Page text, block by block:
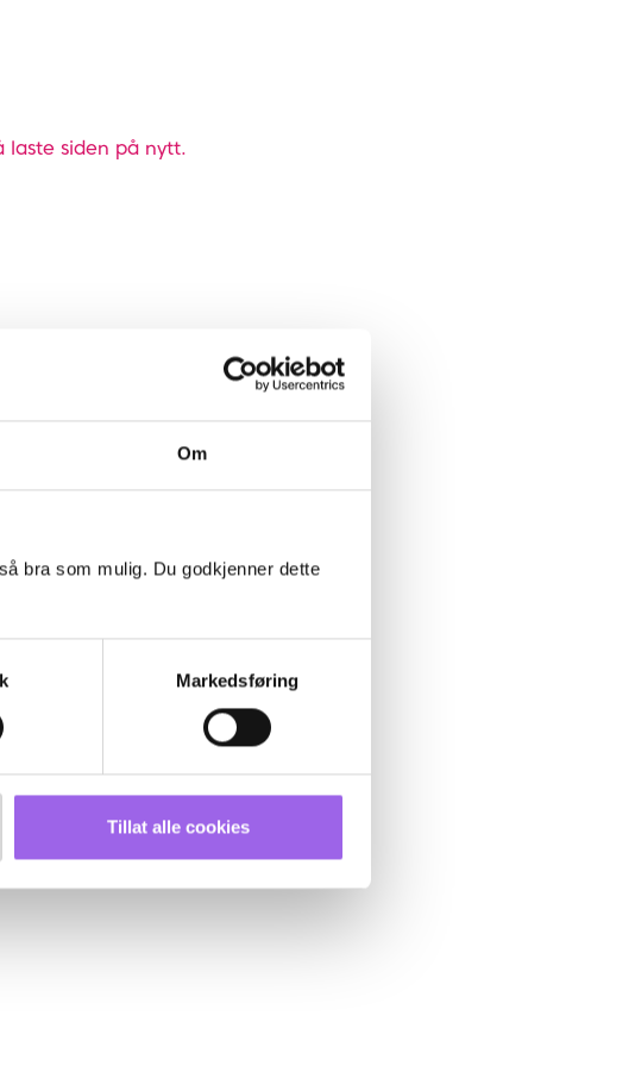
Om
bra som mulig. Du godkjenner dette
Markedsføring
Tillat alle cookies
laste siden på nytt.